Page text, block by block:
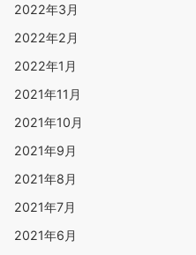
2022年3月
2022年2月
2022年1月
2021年11月
2021年10月
2021年9月
2021年8月
2021年7月
2021年6月